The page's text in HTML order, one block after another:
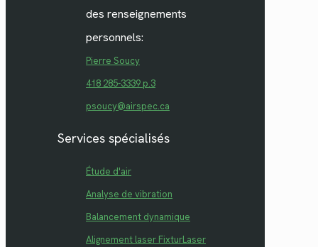
des renseignements
personnels:
Pierre Soucy
418 285-3339 p.3
psoucy@airspec.ca
Services spécialisés
Étude d'air
Analyse de vibration
Balancement dynamique
Alignement laser FixturLaser